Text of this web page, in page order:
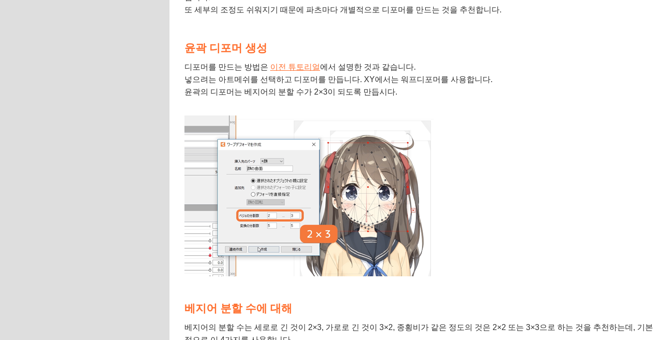
또 세부의 조정도 쉬워지기 때문에 파츠마다 개별적으로 디포머를 만드는 것을 추천합니다.
윤곽 디포머 생성
디포머를 만드는 방법은 이전 튜토리얼에서 설명한 것과 같습니다.
넣으려는 아트메쉬를 선택하고 디포머를 만듭니다. XY에서는 워프디포머를 사용합니다.
윤곽의 디포머는 베지어의 분할 수가 2×3이 되도록 만듭시다.
베지어 분할 수에 대해
베지어의 분할 수는 세로로 긴 것이 2×3, 가로로 긴 것이 3×2, 종횡비가 같은 정도의 것은 2×2 또는 3×3으로 하는 것을 추천하는데, 기본